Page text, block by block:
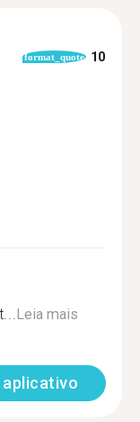
format_quote 10
Leia mais
aplicativo